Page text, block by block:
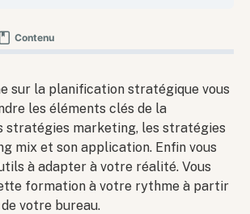
Contenu
sur la planification stratégique vous
les éléments clés de la
stratégies marketing, les stratégies
mix et son application. Enfin vous
à adapter à votre réalité. Vous
formation à votre rythme à partir
votre bureau.